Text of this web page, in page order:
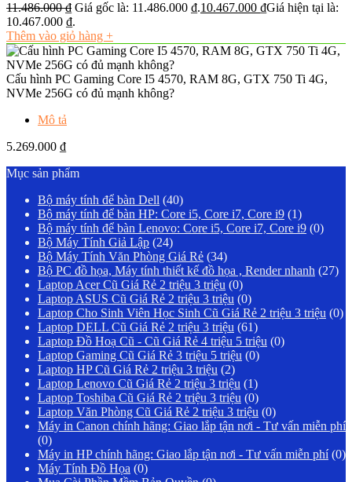
11.486.000₫ Giá gốc là: 11.486.000 ₫.10.467.000 ₫Giá hiện tại là:
10.467.000 ₫.
Thêm vào giỏ hàng +
Cấu hình PC Gaming Core I5 4570, RAM 8G, GTX 750 Ti 4G,
NVMe 256G có đủ mạnh không?
Mô tả
5.269.000 ₫
Mục sản phẩm
Bộ máy tính để bàn Dell (40)
Bộ máy tính để bàn HP: Core i5, Core i7, Core i9 (1)
Bộ máy tính để bàn Lenovo: Core i5, Core i7, Core i9 (0)
Bộ Máy Tính Giả Lập (24)
Bộ Máy Tính Văn Phòng Giá Rẻ (34)
Bộ PC đồ họa, Máy tính thiết kế đồ họa , Render nhanh (27)
Laptop Acer Cũ Giá Rẻ 2 triệu 3 triệu (0)
Laptop ASUS Cũ Giá Rẻ 2 triệu 3 triệu (0)
Laptop Cho Sinh Viên Học Sinh Cũ Giá Rẻ 2 triệu 3 triệu (0)
Laptop DELL Cũ Giá Rẻ 2 triệu 3 triệu (61)
Laptop Đồ Hoạ Cũ - Cũ Giá Rẻ 4 triệu 5 triệu (0)
Laptop Gaming Cũ Giá Rẻ 3 triệu 5 triệu (0)
Laptop HP Cũ Giá Rẻ 2 triệu 3 triệu (2)
Laptop Lenovo Cũ Giá Rẻ 2 triệu 3 triệu (1)
Laptop Toshiba Cũ Giá Rẻ 2 triệu 3 triệu (0)
Laptop Văn Phòng Cũ Giá Rẻ 2 triệu 3 triệu (0)
Máy in Canon chính hãng: Giao lắp tận nơi - Tư vấn miễn phí
(0)
Máy in HP chính hãng: Giao lắp tận nơi - Tư vấn miễn phí (0)
Máy Tính Đồ Họa (0)